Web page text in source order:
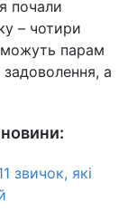
почали
– чотири
парам
а
звичок, які